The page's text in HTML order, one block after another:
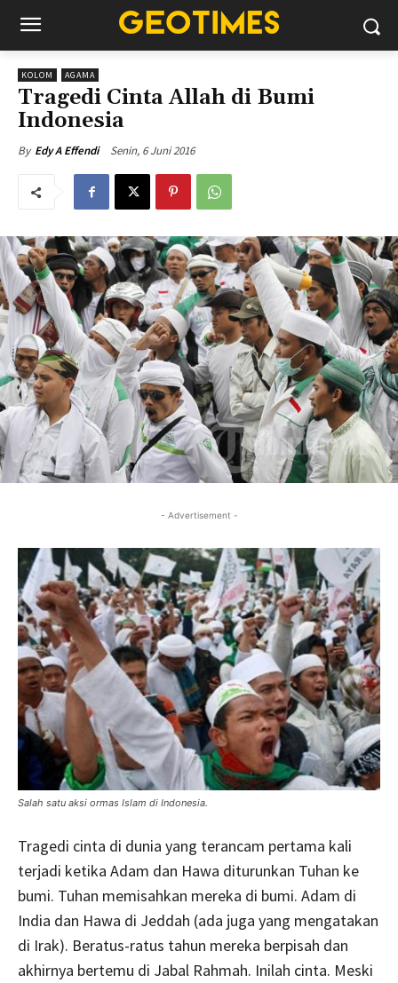
KOLOM AGAMA
Tragedi Cinta Allah di Bumi
Indonesia
By Edy A Effendi Senin, 6 Juni 2016
- Advertisement -
Salah satu aksi ormas Islam di Indonesia.
Tragedi cinta di dunia yang terancam pertama kali
terjadi ketika Adam dan Hawa diturunkan Tuhan ke
bumi. Tuhan memisahkan mereka di bumi. Adam di
India dan Hawa di Jeddah (ada juga yang mengatakan
di Irak). Beratus-ratus tahun mereka berpisah dan
akhirnya bertemu di Jabal Rahmah. Inilah cinta. Meski